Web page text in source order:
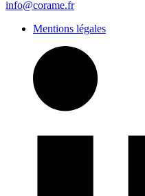
info@corame.fr
Mentions légales